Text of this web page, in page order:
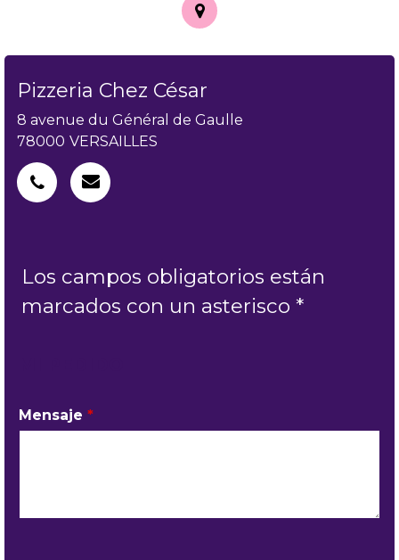
Pizzeria Chez César
8 avenue du Général de Gaulle
78000 VERSAILLES
Los campos obligatorios están
marcados con un asterisco *
Mensaje *